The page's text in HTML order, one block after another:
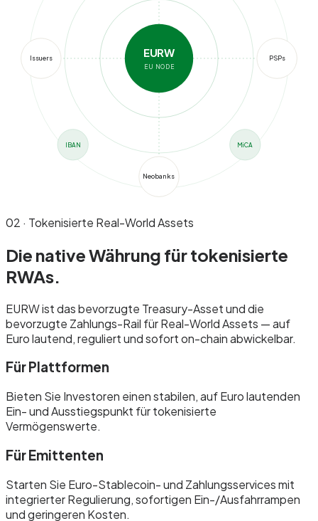
EURW
EU NODE
PSPs
Neobanks
Issuers
IBAN MiCA
02 · Tokenisierte Real-World Assets
Die native Währung fürtokenisierte
RWAs.
EURW ist das bevorzugte Treasury-Asset und die
bevorzugte Zahlungs-Rail für Real-World Assets — auf
Euro lautend, reguliert und sofort on-chain abwickelbar.
Für Plattformen
Bieten Sie Investoren einen stabilen, auf Euro lautenden
Ein- und Ausstiegspunkt für tokenisierte
Vermögenswerte.
Für Emittenten
Starten Sie Euro-Stablecoin- und Zahlungsservices mit
integrierter Regulierung, sofortigen Ein-/Ausfahrrampen
und geringeren Kosten.